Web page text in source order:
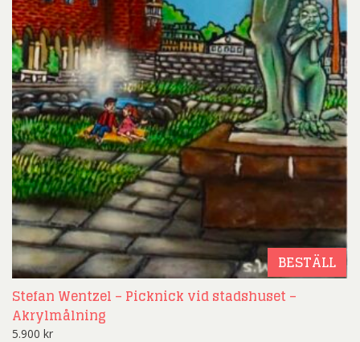
BESTÄLL
Stefan Wentzel – Picknick vid stadshuset –
Akrylmålning
5.900 kr